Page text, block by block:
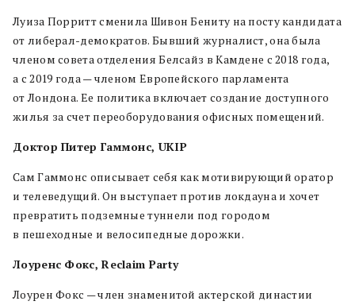
Луиза Порритт сменила Шивон Бениту на посту кандидата
от либерал-демократов. Бывший журналист, она была
членом совета отделения Белсайз в Камдене с 2018 года,
а с 2019 года — членом Европейского парламента
от Лондона. Ее политика включает создание доступного
жилья за счет переоборудования офисных помещений.
Доктор Питер Гаммонс, UKIP
Сам Гаммонс описывает себя как мотивирующий оратор
и телеведущий. Он выступает против локдауна и хочет
превратить подземные туннели под городом
в пешеходные и велосипедные дорожки.
Лоуренс Фокс, Reclaim Party
Лоурен Фокс — член знаменитой актерской династии